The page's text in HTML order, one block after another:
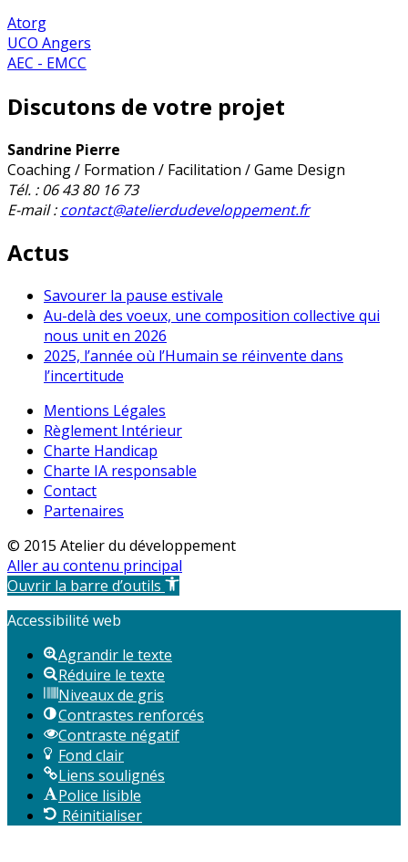
Atorg
UCO Angers
AEC - EMCC
Discutons de votre projet
Sandrine Pierre
Coaching / Formation / Facilitation / Game Design
Tél. : 06 43 80 16 73
E-mail :contact@atelierdudeveloppement.fr
Actus
Savourer la pause estivale
Au-delà des voeux, une composition collective qui
nous unit en 2026
2025, l’année où l’Humain se réinvente dans
l’incertitude
Mentions Légales
Règlement Intérieur
Charte Handicap
Charte IA responsable
Contact
Partenaires
© 2015 Atelier du développement
Aller au contenu principal
Ouvrir la barre d’outils
Accessibilité web
Agrandir le texte
Réduire le texte
Niveaux de gris
Contrastes renforcés
Contraste négatif
Fond clair
Liens soulignés
Police lisible
Réinitialiser